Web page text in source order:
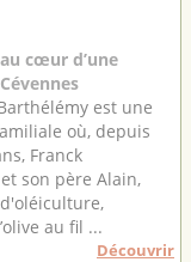
cœur d’une
est une
où, depuis
Franck
son père Alain,
au fil ...
Découvrir